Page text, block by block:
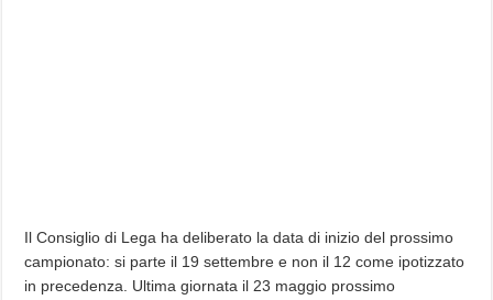
Il Consiglio di Lega ha deliberato la data di inizio del prossimo
campionato: si parte il 19 settembre e non il 12 come ipotizzato
in precedenza. Ultima giornata il 23 maggio prossimo